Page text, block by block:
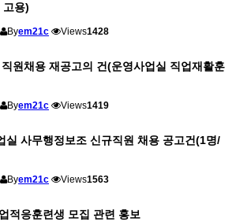
고용)
Byem21c Views1428
원채용 재공고의 건(운영사업실 직업재활훈
Byem21c Views1419
실 사무행정보조 신규직원 채용 공고건(1명/
Byem21c Views1563
적응훈련생 모집 관련 홍보